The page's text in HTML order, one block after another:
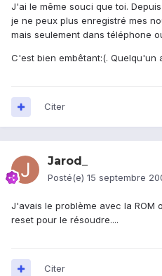
J'ai le même souci que toi.
je ne peux plus enregistré mes
mais seulement dans téléphone
C'est bien embêtant:(. Quelqu'un
Citer
Jarod_
Posté(e) 15 septembre
J'avais le problème avec la ROM
reset pour le résoudre....
Citer